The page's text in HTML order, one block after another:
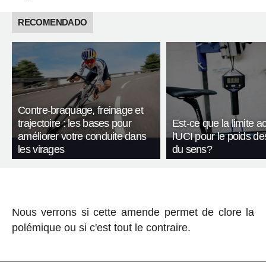
RECOMENDADO
Contre-braquage, freinage et
trajectoire : les bases pour
améliorer votre conduite dans
les virages
Est-ce que la limite
l'UCI pour le poids
du sens?
Nous verrons si cette amende permet de clore la
polémique ou si c'est tout le contraire.